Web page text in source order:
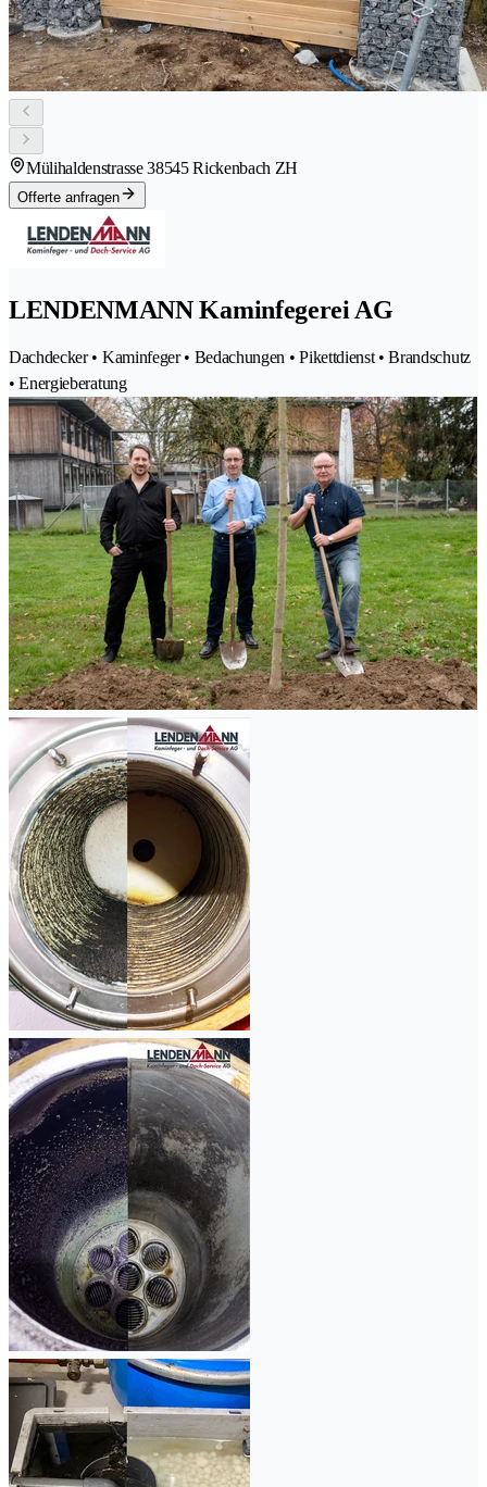
Mülihaldenstrasse 38545 Rickenbach ZH
Offerte anfragen
LENDENMANN Kaminfegerei AG
Dachdecker • Kaminfeger • Bedachungen • Pikettdienst • Brandschutz
• Energieberatung